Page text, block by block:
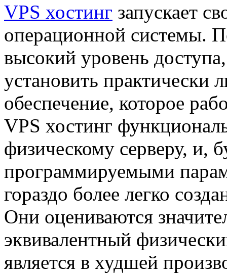
VPS хостинг запускает
операционной системы.
высокий уровень
установить практически
обеспечение, которое
VPS хостинг
физическому серверу, и,
программируемыми
гораздо более легко
Они оцениваются
эквивалентный
является в худшей